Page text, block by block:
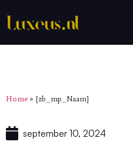
Home » [zb_mp_Naam]
september 10, 2024